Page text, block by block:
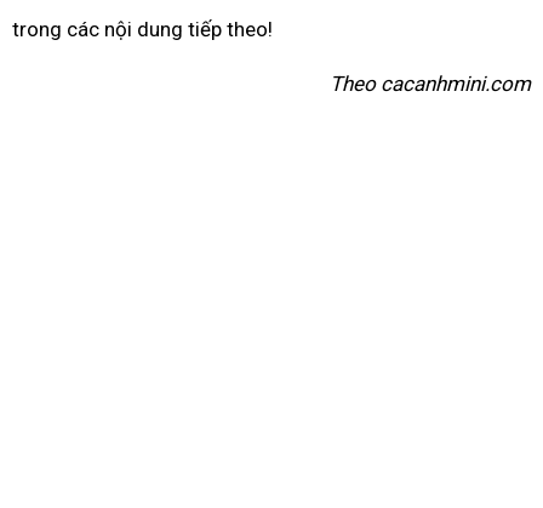
trong các nội dung tiếp theo!
Theo cacanhmini.com